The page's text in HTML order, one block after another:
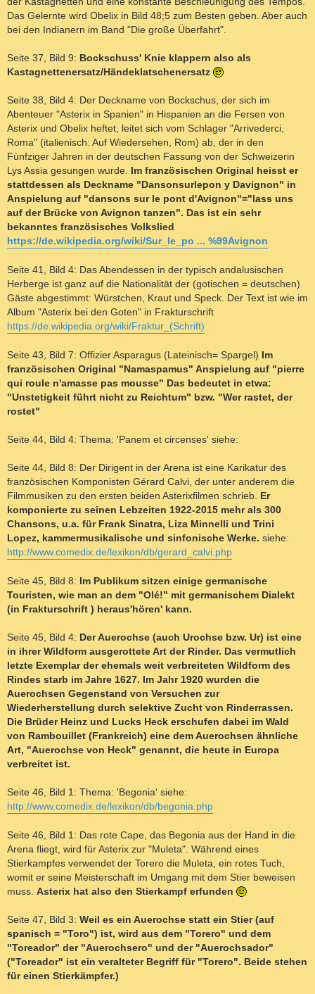
Das Gelernte wird Obelix in Bild 48;5 zum Besten geben. Aber auch
bei den Indianern im Band "Die große Überfahrt".
Seite 37, Bild 9: Bockschuss' Knie klappern also als
Kastagnettenersatz/Händeklatschenersatz
Seite 38, Bild 4: Der Deckname von Bockschus, der sich im
Abenteuer "Asterix in Spanien" in Hispanien an die Fersen von
Asterix und Obelix heftet, leitet sich vom Schlager "Arrivederci,
Roma" (italienisch: Auf Wiedersehen, Rom) ab, der in den
Fünfziger Jahren in der deutschen Fassung von der Schweizerin
Lys Assia gesungen wurde. Im französischen Original heisst er
stattdessen als Deckname "Dansonsurlepon y Davignon" in
Anspielung auf "dansons sur le pont d'Avignon"="lass uns
auf der Brücke von Avignon tanzen". Das ist ein sehr
bekanntes französisches Volkslied
https://de.wikipedia.org/wiki/Sur_le_po ... %99Avignon
Seite 41, Bild 4: Das Abendessen in der typisch andalusischen
Herberge ist ganz auf die Nationalität der (gotischen = deutschen)
Gäste abgestimmt: Würstchen, Kraut und Speck. Der Text ist wie im
Album "Asterix bei den Goten" in Frakturschrift
https://de.wikipedia.org/wiki/Fraktur_(Schrift)
Seite 43, Bild 7: Offizier Asparagus (Lateinisch= Spargel) Im
französischen Original "Namaspamus" Anspielung auf "pierre
qui roule n'amasse pas mousse" Das bedeutet in etwa:
"Unstetigkeit führt nicht zu Reichtum" bzw. "Wer rastet, der
rostet"
Seite 44, Bild 4: Thema: 'Panem et circenses' siehe:
Seite 44, Bild 8: Der Dirigent in der Arena ist eine Karikatur des
französischen Komponisten Gérard Calvi, der unter anderem die
Filmmusiken zu den ersten beiden Asterixfilmen schrieb. Er
komponierte zu seinen Lebzeiten 1922-2015 mehr als 300
Chansons, u.a. für Frank Sinatra, Liza Minnelli und Trini
Lopez, kammermusikalische und sinfonische Werke. siehe:
http://www.comedix.de/lexikon/db/gerard_calvi.php
Seite 45, Bild 8: Im Publikum sitzen einige germanische
Touristen, wie man an dem "Olé!" mit germanischem Dialekt
(in Frakturschrift ) heraus'hören' kann.
Seite 45, Bild 4: Der Auerochse (auch Urochse bzw. Ur) ist eine
in ihrer Wildform ausgerottete Art der Rinder. Das vermutlich
letzte Exemplar der ehemals weit verbreiteten Wildform des
Rindes starb im Jahre 1627. Im Jahr 1920 wurden die
Auerochsen Gegenstand von Versuchen zur
Wiederherstellung durch selektive Zucht von Rinderrassen.
Die Brüder Heinz und Lucks Heck erschufen dabei im Wald
von Rambouillet (Frankreich) eine dem Auerochsen ähnliche
Art, "Auerochse von Heck" genannt, die heute in Europa
verbreitet ist.
Seite 46, Bild 1: Thema: 'Begonia' siehe:
http://www.comedix.de/lexikon/db/begonia.php
Seite 46, Bild 1: Das rote Cape, das Begonia aus der Hand in die
Arena fliegt, wird für Asterix zur "Muleta". Während eines
Stierkampfes verwendet der Torero die Muleta, ein rotes Tuch,
womit er seine Meisterschaft im Umgang mit dem Stier beweisen
muss. Asterix hat also den Stierkampf erfunden
Seite 47, Bild 3: Weil es ein Auerochse statt ein Stier (auf
spanisch = "Toro") ist, wird aus dem "Torero" und dem
"Toreador" der "Auerochsero" und der "Auerochsador"
("Toreador" ist ein veralteter Begriff für "Torero". Beide stehen
für einen Stierkämpfer.)